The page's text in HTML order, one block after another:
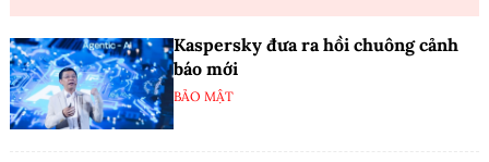
Kaspersky đưa ra hồi chuông cảnh
báo mới
BẢO MẬT